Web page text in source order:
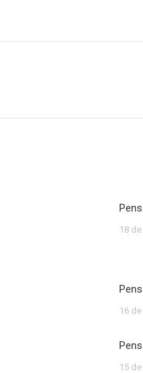
18
16
15